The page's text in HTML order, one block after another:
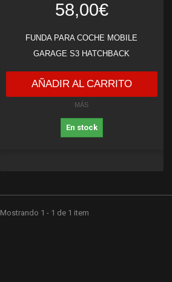
58,00€
FUNDA PARA COCHE MOBILE
GARAGE S3 HATCHBACK
AÑADIR AL CARRITO
MÁS
En stock
Mostrando 1 - 1 de 1 item